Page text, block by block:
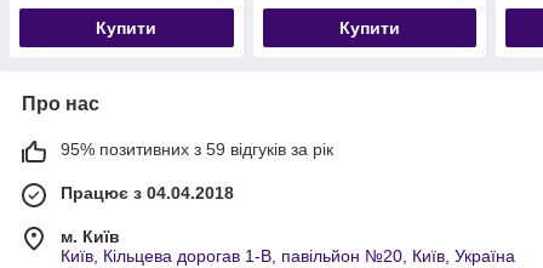
Купити Купити
Про нас
95% позитивних з 59 відгуків за рік
Працює з 04.04.2018
м. Київ
Київ, Кільцева дорогав 1-В, павільйон №20, Київ, Україна